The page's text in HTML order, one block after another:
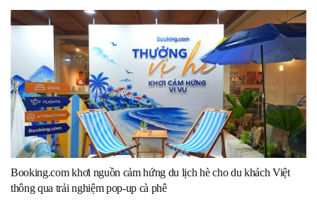
Booking.com khơi nguồn cảm hứng du lịch hè cho du khách Việt
thông qua trải nghiệm pop-up cà phê